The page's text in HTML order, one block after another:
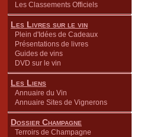
Les Classements Officiels
Les Livres sur le vin
Plein d'Idées de Cadeaux
Présentations de livres
Guides de vins
DVD sur le vin
Les Liens
Annuaire du Vin
Annuaire Sites de Vignerons
Dossier Champagne
Terroirs de Champagne